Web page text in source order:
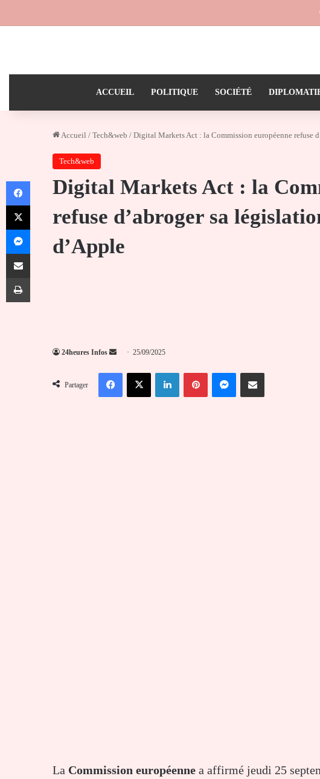
ACCUEIL POLITIQUE SOCIÉTÉ
Accueil / Tech&web / Digital Markets Act : la Commission européenne refuse
Tech&web
Digital Markets Act : la
refuse d’abroger sa
d’Apple
24heures Infos
Envoyer
courriel
25/09/2025
Partager
FacebookX LinkedinPinterestMessengerPartager par email
La Commission européenne a affirmé jeudi 25
Facebook
X
Messenger
Partager par email